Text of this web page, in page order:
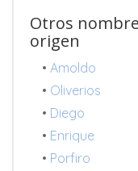
Otros
origen
• Amoldo
• Oliverios
• Diego
• Enrique
• Porfiro